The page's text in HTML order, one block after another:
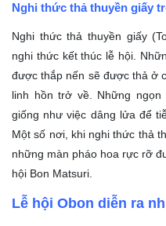
Nghi thức thả thuyền giấy
Nghi thức thả thuyền giấy
nghi thức kết thúc lễ hội.
được thắp nến sẽ được thả ở
linh hồn trở về. Những
giống như việc dâng lửa để
Một số nơi, khi nghi thức thả
những màn pháo hoa rực rỡ
hội Bon Matsuri.
Lễ hội Obon diễn ra